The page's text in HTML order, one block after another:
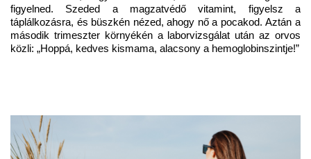
figyelned. Szeded a magzatvédő vitamint, figyelsz a
táplálkozásra, és büszkén nézed, ahogy nő a pocakod. Aztán a
második trimeszter környékén a laborvizsgálat után az orvos
közli: „Hoppá, kedves kismama, alacsony a hemoglobinszintje!”